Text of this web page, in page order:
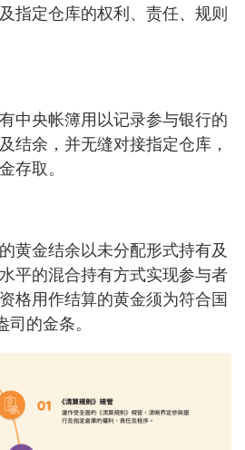
指定仓库的权利、责任、规则
中央帐簿用以记录参与银行的
结余，并无缝对接指定仓库，
存取。
黄金结余以未分配形式持有及
平的混合持有方式实现参与者
格用作结算的黄金须为符合国
司的金条。